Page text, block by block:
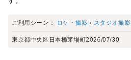
ご利用シーン： ロケ・撮影 › スタジオ撮影
東京都中央区日本橋茅場町2026/07/30